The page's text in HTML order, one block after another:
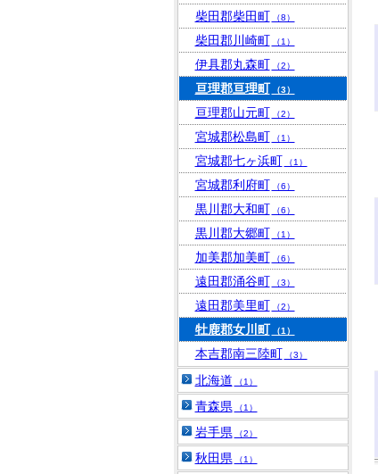
柴田郡柴田町 （8）
柴田郡川崎町 （1）
伊具郡丸森町 （2）
亘理郡亘理町 （3）
亘理郡山元町 （2）
宮城郡松島町 （1）
宮城郡七ヶ浜町 （1）
宮城郡利府町 （6）
黒川郡大和町 （6）
黒川郡大郷町 （1）
加美郡加美町 （6）
遠田郡涌谷町 （3）
遠田郡美里町 （2）
牡鹿郡女川町 （1）
本吉郡南三陸町 （3）
北海道 （1）
青森県 （1）
岩手県 （2）
秋田県 （1）